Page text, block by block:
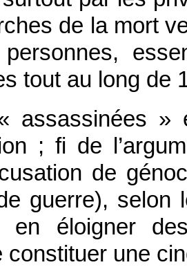
de la mort
tout au long de
assassinées »
; fi de
de
guerre), selon
en éloigner
constituer une